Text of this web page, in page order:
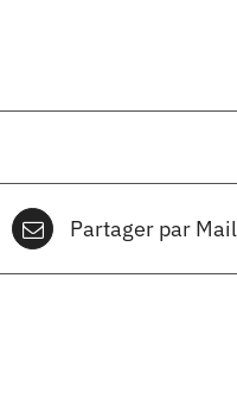
Partager par Mail